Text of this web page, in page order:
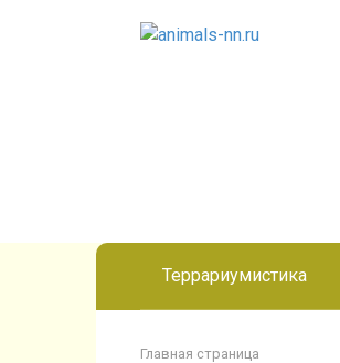
Террариумистика
Главная страница